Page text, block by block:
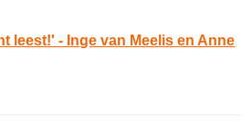
leest!' - Inge van Meelis en Anne